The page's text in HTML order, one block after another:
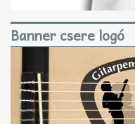
Banner csere logó